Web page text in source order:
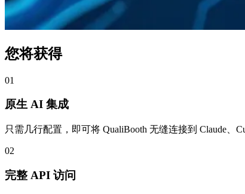
您将获得
01
原生 AI 集成
只需几行配置，即可将 QualiBooth 无缝连接到 Claude、
02
完整 API 访问